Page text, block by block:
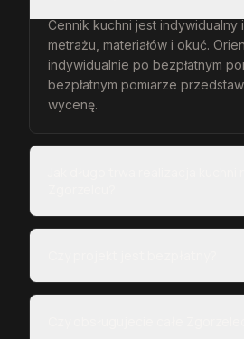
Cennik kuchni jest indywidualny
metrażu, materiałów i okuć.
indywidualnie po bezpłatnym
bezpłatnym pomiarze
wycenę.